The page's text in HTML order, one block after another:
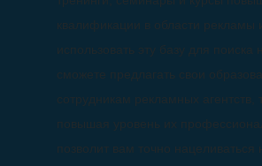
квалификации в области рекламы
использовать эту базу для
сможете предлагать свои
сотрудникам рекламных
повышая уровень их
позволит вам точно нацеливаться